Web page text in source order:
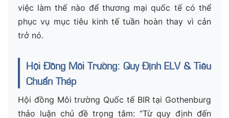
việc làm thế nào để thương mại quốc tế có thể
phục vụ mục tiêu kinh tế tuần hoàn thay vì cản
trở nó.
Hội Đồng Môi Trường: Quy Định ELV & Tiêu
Chuẩn Thép
Hội đồng Môi trường Quốc tế BIR tại Gothenburg
thảo luận chủ đề trọng tâm: “Từ quy định đến